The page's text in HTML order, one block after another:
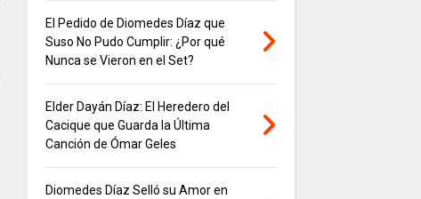
El Pedido de Diomedes Díaz que
Suso No Pudo Cumplir: ¿Por qué
Nunca se Vieron en el Set?
Elder Dayán Díaz: El Heredero del
Cacique que Guarda la Última
Canción de Ómar Geles
Diomedes Díaz Selló su Amor en